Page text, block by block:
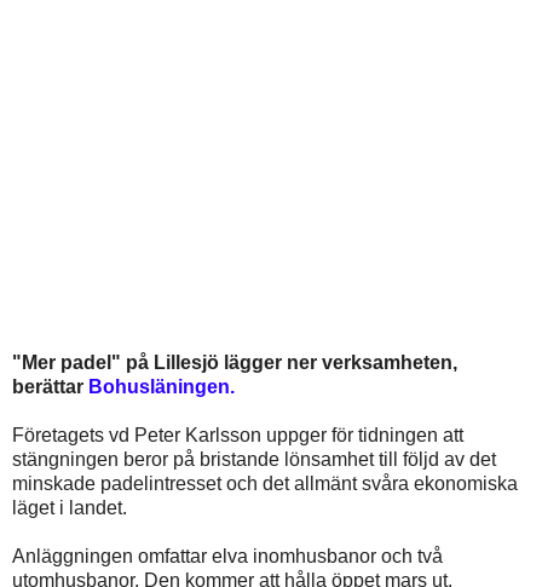
"Mer padel" på Lillesjö lägger ner verksamheten,
berättar Bohusläningen.
Företagets vd Peter Karlsson uppger för tidningen att
stängningen beror på bristande lönsamhet till följd av det
minskade padelintresset och det allmänt svåra ekonomiska
läget i landet.
Anläggningen omfattar elva inomhusbanor och två
utomhusbanor. Den kommer att hålla öppet mars ut.